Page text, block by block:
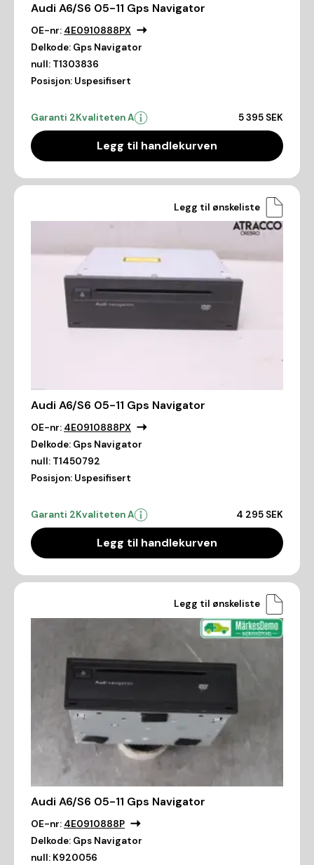
Audi A6/S6 05-11 Gps Navigator
OE-nr: 4E0910888PX
Delkode: Gps Navigator
null: T1303836
Posisjon: Uspesifisert
Garanti 2Kvaliteten A 5 395 SEK
Legg til handlekurven
Legg til ønskeliste
Audi A6/S6 05-11 Gps Navigator
OE-nr: 4E0910888PX
Delkode: Gps Navigator
null: T1450792
Posisjon: Uspesifisert
Garanti 2Kvaliteten A 4 295 SEK
Legg til handlekurven
Legg til ønskeliste
Audi A6/S6 05-11 Gps Navigator
OE-nr: 4E0910888P
Delkode: Gps Navigator
null: K920056